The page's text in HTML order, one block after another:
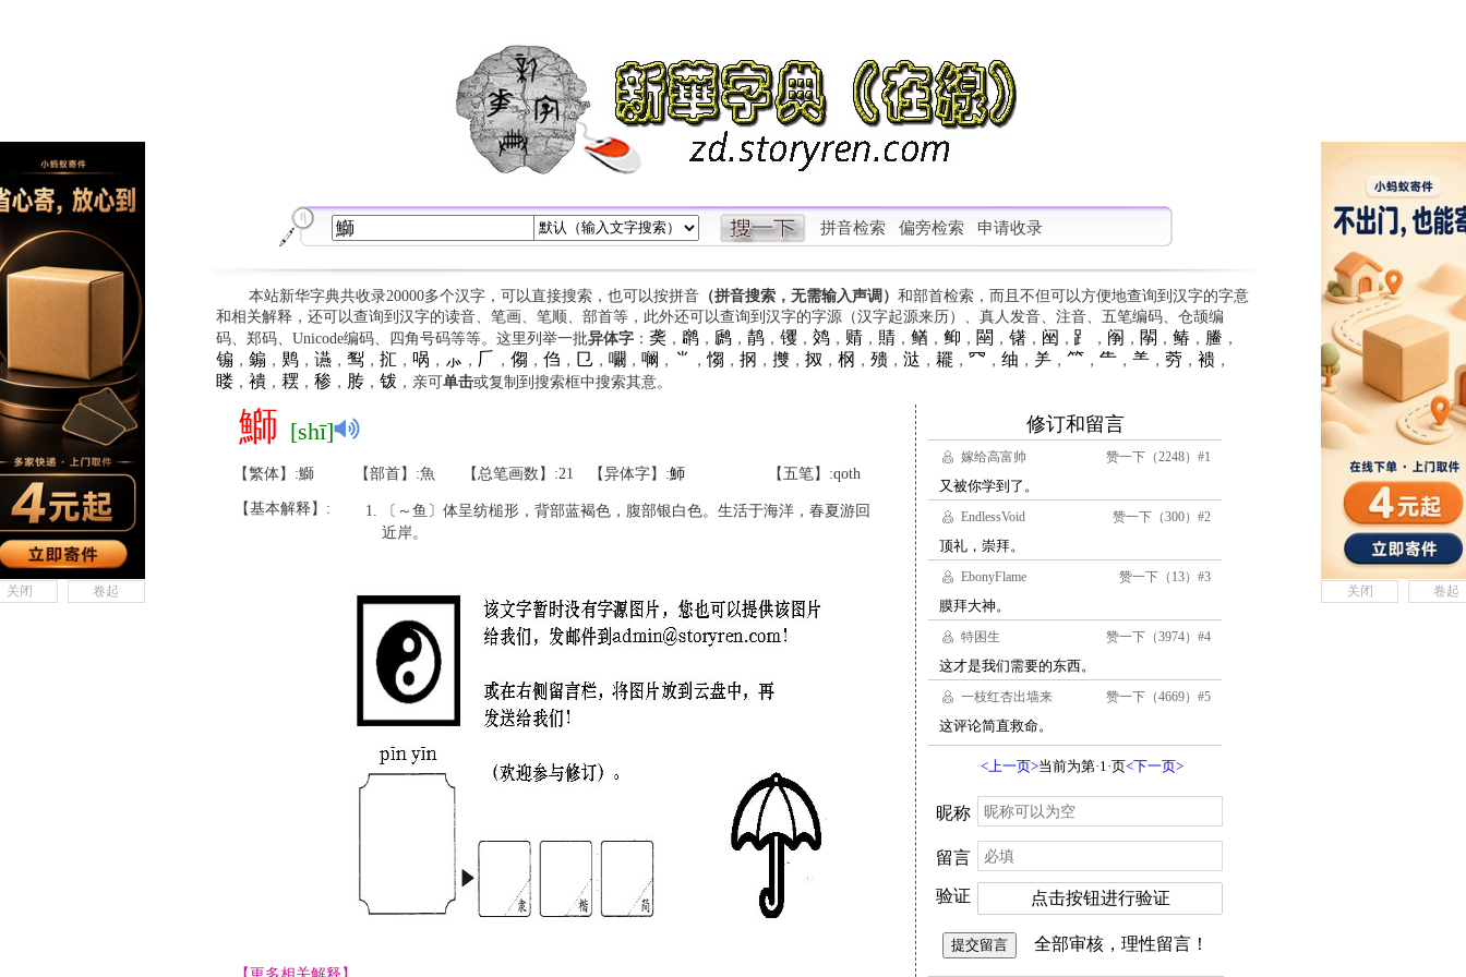
拼音检索 偏旁检索 申请收录
本站新华字典共收录20000多个汉字，可以直接搜索，也可以按拼音（拼音搜索，无需输入声调） 和部首检索，而且不但可以方便地查询到汉字的字意
和相关解释，还可以查询到汉字的读音、笔画、笔顺、部首等，此外还可以查询到汉字的字源（汉字起源来历）、真人发音、注音、五笔编码、仓颉编
码、郑码、Unicode编码、四角号码等等。这里列举一批异体字： 䶮 ， 䴙， 䴘， 䴖， 䦆， 䴔， 䞍， 䝼， 䲡 ， 䲟 ， 䦟 ， 䦃， 䦷 ， ⻊ ， 䦶 ， 䦛 ， 䲠 ， 䲢 ，
䦂 ， 䥇 ， 䴗， 䜩， 䴕， 㧟 ， 㖞 ， ⺗ ， 𠂆 ， 㑳 ， 㑇 ， 㔾 ， 㘚 ， 㘎 ， ⺌ ， 㥮 ， 㧏 ， 㩳， 㧐 ， 㭎 ， 㱮， 㳠 ， 䎱 ， ⺳ ， 䌷 ， ⺶， ⺮ ， ⺧， ⺷， 䓖， 䙌，
䁖， 䙡， 䎬 ， 䅟， 䏝， 䥽，亲可单击或复制到搜索框中搜索其意。
鰤 [shī]
【繁体】:鰤 【部首】:魚 【总笔画数】:21 【异体字】:魳 【五笔】:qoth
【基本解释】:
〔～鱼〕体呈纺槌形，背部蓝褐色，腹部银白色。生活于海洋，春夏游回
近岸。
关闭 卷起 关闭 卷起